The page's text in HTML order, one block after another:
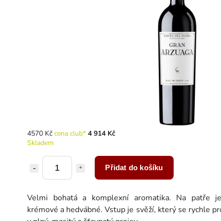
4570 Kč cena club* 4 914 Kč
Skladem
Přidat do košíku
Velmi bohatá a komplexní aromatika. Na patře
krémové a hedvábné. Vstup je svěží, který se rychle